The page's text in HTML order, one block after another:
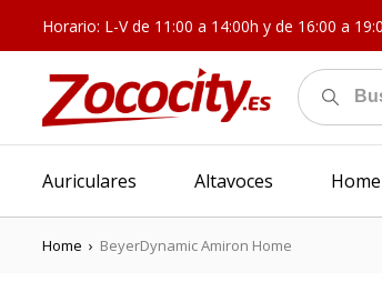
Horario: L-V de 11:00 a 14:00h y de 16:00 a
Auriculares Altavoces
Home › BeyerDynamic Amiron Home